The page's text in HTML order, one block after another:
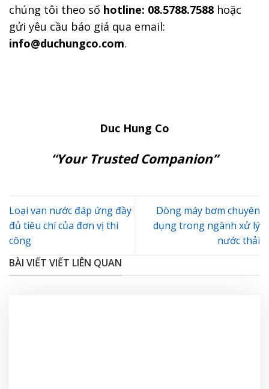
chúng tôi theo số hotline: 08.5788.7588 hoặc
gửi yêu cầu báo giá qua email:
info@duchungco.com.
Duc Hung Co
“Your Trusted Companion”
Loại van nước đáp ứng đầy
đủ tiêu chí của đơn vị thi
công
Dòng máy bơm chuyên
dụng trong ngành xử lý
nước thải
BÀI VIẾT VIẾT LIÊN QUAN